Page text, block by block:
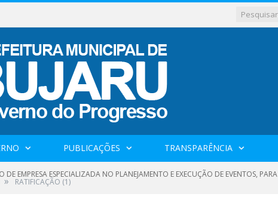
PUBLICAÇÕES TRANSPARÊNCIA
EMPRESA ESPECIALIZADA NO PLANEJAMENTO E EXECUÇÃO DE EVENTOS, PARA
» RATIFICAÇÃO (1)